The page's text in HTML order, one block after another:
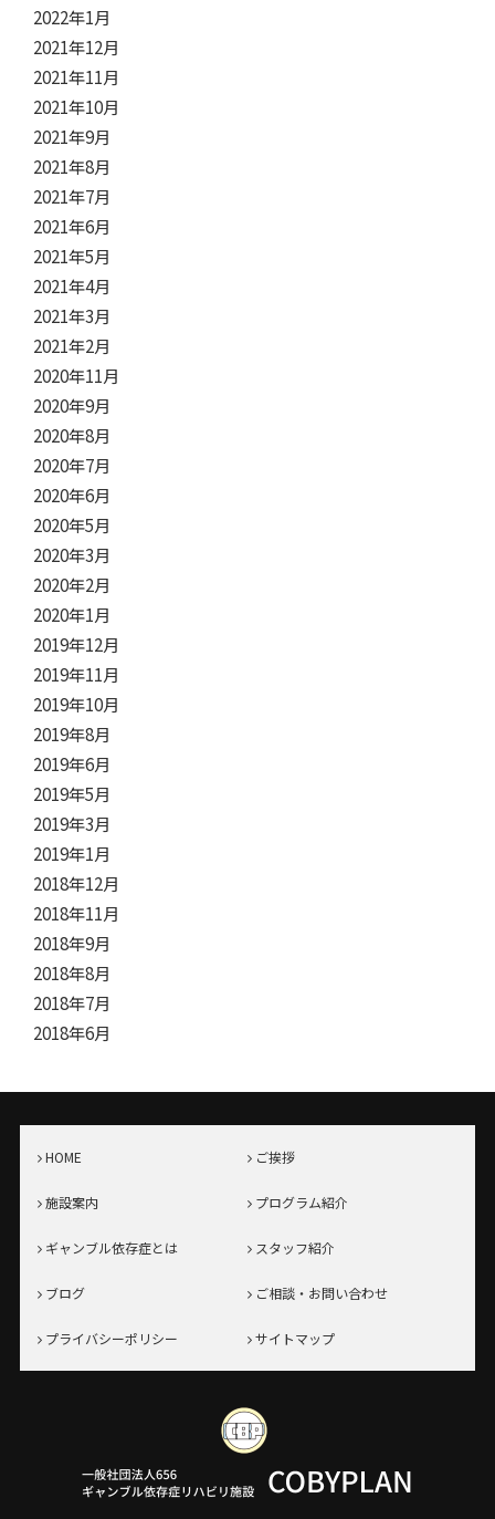
2022年1月
2021年12月
2021年11月
2021年10月
2021年9月
2021年8月
2021年7月
2021年6月
2021年5月
2021年4月
2021年3月
2021年2月
2020年11月
2020年9月
2020年8月
2020年7月
2020年6月
2020年5月
2020年3月
2020年2月
2020年1月
2019年12月
2019年11月
2019年10月
2019年8月
2019年6月
2019年5月
2019年3月
2019年1月
2018年12月
2018年11月
2018年9月
2018年8月
2018年7月
2018年6月
HOME ご挨拶
施設案内 プログラム紹介
ギャンブル依存症とは スタッフ紹介
ブログ ご相談・お問い合わせ
プライバシーポリシー サイトマップ